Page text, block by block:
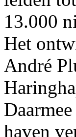
13.000
Het
André
haven